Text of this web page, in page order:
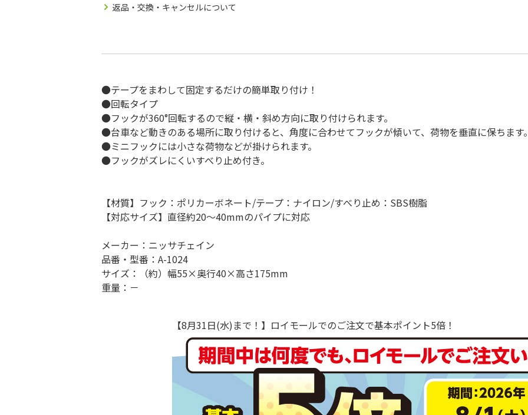
返品・交換・キャンセルについて
●テープをまわして固定するだけの簡単取り付け！
●回転タイプ
●フックが360°回転するので縦・横・斜め方向に取り付けられます。
●台車など動きのある場所に取り付けると、角度に合わせてフックが傾いて、荷物を垂直に保ちます
●ミニフックには小さな荷物などが掛けられます。
●フックがズレにくいすべり止め付き。
【材質】フック：ポリカーボネート/テープ：ナイロン/すべり止め：SBS樹脂
【対応サイズ】直径約20～40mmのパイプに対応
メーカー：ニッサチェイン
品番・型番：A-1024
サイズ：（約）幅55×奥行40×高さ175mm
重量：－
【8月31日(水)まで！】ロイモールでのご注文で基本ポイント5倍！